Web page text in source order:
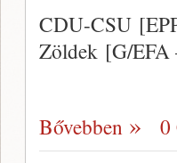
CDU-CSU
Zöldek [G/EFA
Bővebben 0